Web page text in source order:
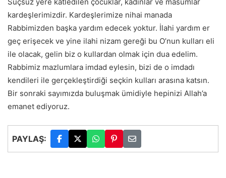
kardeşlerimizdir. Kardeşlerimize nihai manada
Rabbimizden başka yardım edecek yoktur. İlahi yardım er
geç erişecek ve yine ilahi nizam gereği bu O’nun kulları eli
ile olacak, gelin biz o kullardan olmak için dua edelim.
Rabbimiz mazlumlara imdad eylesin, bizi de o imdadı
kendileri ile gerçekleştirdiği seçkin kulları arasına katsın.
Bir sonraki sayımızda buluşmak ümidiyle hepinizi Allah’a
emanet ediyoruz.
PAYLAŞ: